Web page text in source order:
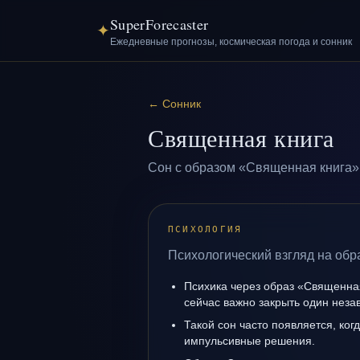
✦SuperForecaster
Ежедневные прогнозы, космическая погода и сонник
← Сонник
Священная книга
Сон с образом «Священная
ПСИХОЛОГИЯ
Психологический взгляд на
Психика через образ
сейчас важно закрыть один
Такой сон часто появляется,
импульсивные решения.